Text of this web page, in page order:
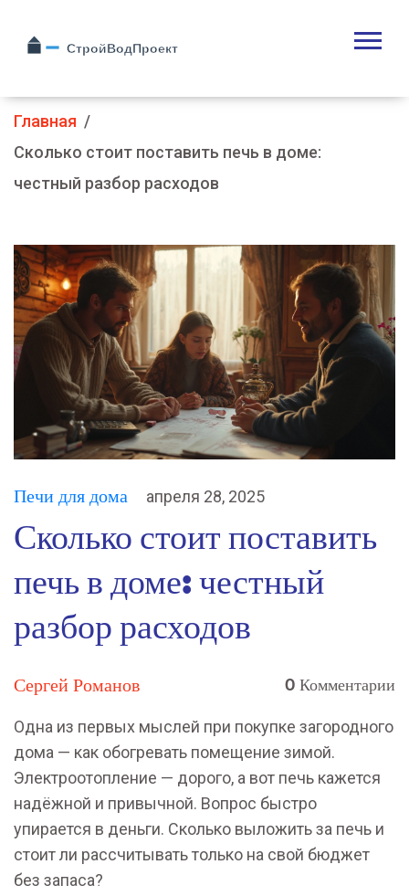
Главная
Сколько стоит поставить печь в доме:
честный разбор расходов
Печи для дома апреля 28, 2025
Сколько стоит поставить
печь в доме: честный
разбор расходов
Сергей Романов 0 Комментарии
Одна из первых мыслей при покупке загородного
дома — как обогревать помещение зимой.
Электроотопление — дорого, а вот печь кажется
надёжной и привычной. Вопрос быстро
упирается в деньги. Сколько выложить за печь и
стоит ли рассчитывать только на свой бюджет
без запаса?